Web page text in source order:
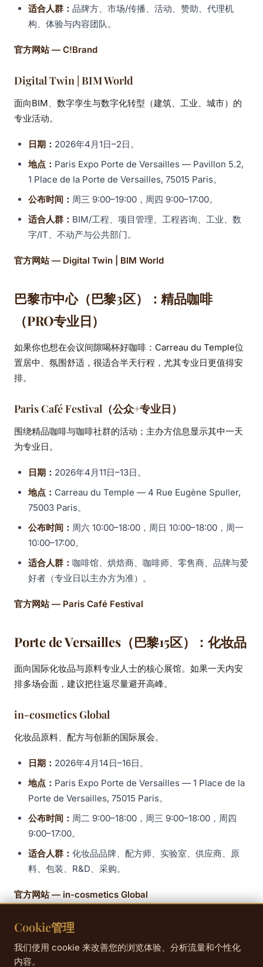
适合人群： 品牌方、市场/传播、活动、赞助、代理机
构、体验与内容团队。
官方网站 — C!Brand
Digital Twin | BIM World
面向BIM、数字孪生与数字化转型（建筑、工业、城市）的
专业活动。
日期： 2026年4月1日–2日。
地点： Paris Expo Porte de Versailles — Pavillon 5.2,
1 Place de la Porte de Versailles, 75015 Paris。
公布时间： 周三 9:00–19:00，周四 9:00–17:00。
适合人群： BIM/工程、项目管理、工程咨询、工业、数
字/IT、不动产与公共部门。
官方网站 — Digital Twin | BIM World
巴黎市中心（巴黎3区）：精品咖啡
（PRO专业日）
如果你也想在会议间隙喝杯好咖啡：Carreau du Temple位
置居中、氛围舒适，很适合半天行程，尤其专业日更值得安
排。
Paris Café Festival（公众+专业日）
围绕精品咖啡与咖啡社群的活动；主办方信息显示其中一天
为专业日。
日期： 2026年4月11日–13日。
地点： Carreau du Temple — 4 Rue Eugène Spuller,
75003 Paris。
公布时间： 周六 10:00–18:00，周日 10:00–18:00，周一
10:00–17:00。
适合人群： 咖啡馆、烘焙商、咖啡师、零售商、品牌与爱
好者（专业日以主办方为准）。
官方网站 — Paris Café Festival
Porte de Versailles（巴黎15区）：化妆品
面向国际化妆品与原料专业人士的核心展馆。如果一天内安
排多场会面，建议把往返尽量避开高峰。
in-cosmetics Global
化妆品原料、配方与创新的国际展会。
日期： 2026年4月14日–16日。
地点： Paris Expo Porte de Versailles — 1 Place de la
Porte de Versailles, 75015 Paris。
公布时间： 周二 9:00–18:00，周三 9:00–18:00，周四
9:00–17:00。
适合人群： 化妆品品牌、配方师、实验室、供应商、原
料、包装、R&D、采购。
官方网站 — in-cosmetics Global
La Défense / Nanterre：创业与商业
面向创业者、管理者与项目负责人：在La Défense Arena举
Cookie管理
我们使用 cookie 来改善您的浏览体验、分析流量和个性化
内容。